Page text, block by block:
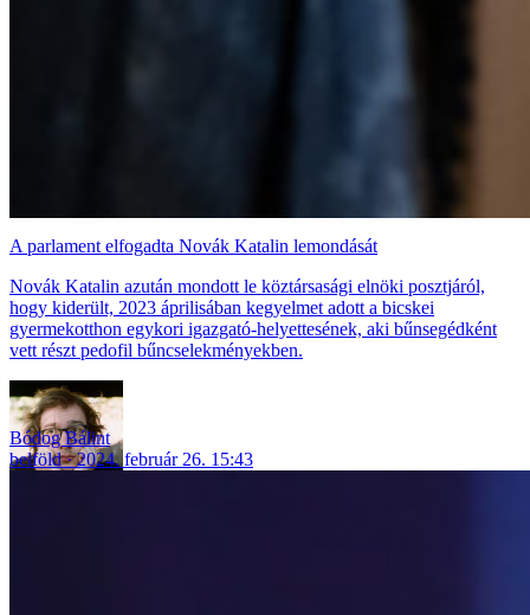
A parlament elfogadta Novák Katalin lemondását
Novák Katalin azután mondott le köztársasági elnöki posztjáról,
hogy kiderült, 2023 áprilisában kegyelmet adott a bicskei
gyermekotthon egykori igazgató-helyettesének, aki bűnsegédként
vett részt pedofil bűncselekményekben.
Bódog Bálint
belföld
2024. február 26. 15:43